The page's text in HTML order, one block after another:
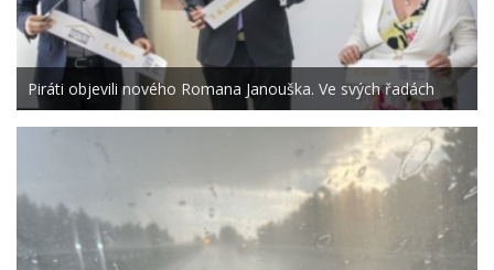
Piráti objevili nového Romana Janouška. Ve svých řadách